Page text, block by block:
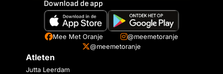
Download de app
Mee Met Oranje
@meemetoranje
@meemetoranje
Atleten
Jutta Leerdam